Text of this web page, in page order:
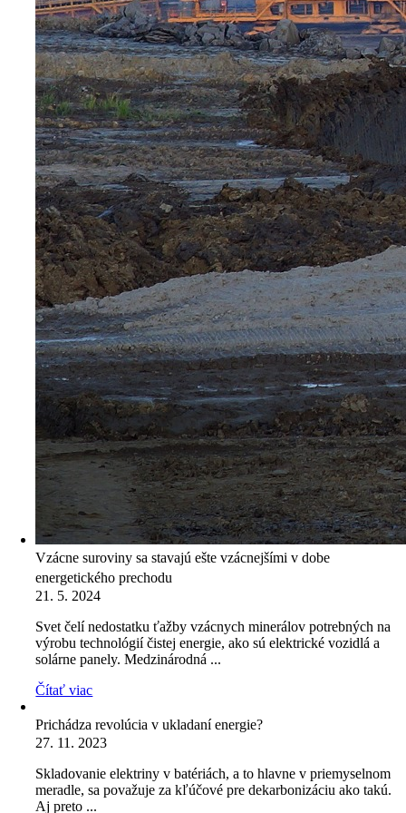
Vzácne suroviny sa stavajú ešte vzácnejšími v dobe
energetického prechodu
21. 5. 2024
Svet čelí nedostatku ťažby vzácnych minerálov potrebných na
výrobu technológií čistej energie, ako sú elektrické vozidlá a
solárne panely. Medzinárodná ...
Čítať viac
Prichádza revolúcia v ukladaní energie?
27. 11. 2023
Skladovanie elektriny v batériách, a to hlavne v priemyselnom
meradle, sa považuje za kľúčové pre dekarbonizáciu ako takú.
Aj preto ...